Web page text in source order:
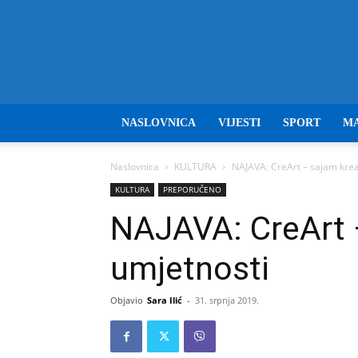
NASLOVNICA VIJESTI SPORT
Naslovnica KULTURA NAJAVA: CreArt – sajam
KULTURA PREPORUČENO
NAJAVA:
umjetnosti
Objavio Sara Ilić - 31. srpnja 2019.